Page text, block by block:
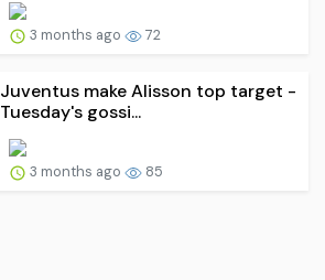
3 months ago 72
Juventus make Alisson top target -
Tuesday's gossi...
3 months ago 85